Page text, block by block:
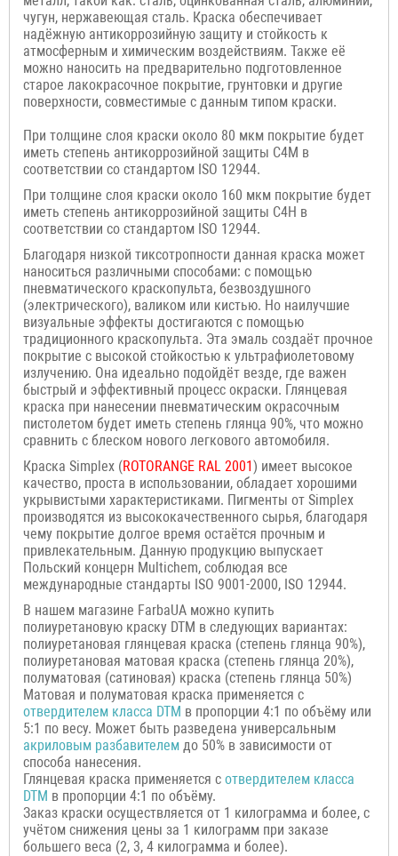
чугун, нержавеющая сталь. Краска обеспечивает
надёжную антикоррозийную защиту и стойкость к
атмосферным и химическим воздействиям. Также её
можно наносить на предварительно подготовленное
старое лакокрасочное покрытие, грунтовки и другие
поверхности, совместимые с данным типом краски.
При толщине слоя краски около 80 мкм покрытие будет
иметь степень антикоррозийной защиты C4M в
соответствии со стандартом ISO 12944.
При толщине слоя краски около 160 мкм покрытие будет
иметь степень антикоррозийной защиты C4H в
соответствии со стандартом ISO 12944.
Благодаря низкой тиксотропности данная краска может
наноситься различными способами: с помощью
пневматического краскопульта, безвоздушного
(электрического), валиком или кистью. Но наилучшие
визуальные эффекты достигаются с помощью
традиционного краскопульта. Эта эмаль создаёт прочное
покрытие с высокой стойкостью к ультрафиолетовому
излучению. Она идеально подойдёт везде, где важен
быстрый и эффективный процесс окраски. Глянцевая
краска при нанесении пневматическим окрасочным
пистолетом будет иметь степень глянца 90%, что можно
сравнить с блеском нового легкового автомобиля.
Краска Simplex (ROTORANGE RAL 2001) имеет высокое
качество, проста в использовании, обладает хорошими
укрывистыми характеристиками. Пигменты от Simplex
производятся из высококачественного сырья, благодаря
чему покрытие долгое время остаётся прочным и
привлекательным. Данную продукцию выпускает
Польский концерн Multichem, соблюдая все
международные стандарты ISO 9001-2000, ISO 12944.
В нашем магазине FarbaUA можно купить
полиуретановую краску DTM в следующих вариантах:
полиуретановая глянцевая краска (степень глянца 90%),
полиуретановая матовая краска (степень глянца 20%),
полуматовая (сатиновая) краска (степень глянца 50%)
Матовая и полуматовая краска применяется с
отвердителем класса DTM в пропорции 4:1 по объёму или
5:1 по весу. Может быть разведена универсальным
акриловым разбавителем до 50% в зависимости от
способа нанесения.
Глянцевая краска применяется с отвердителем класса
DTM в пропорции 4:1 по объёму.
Заказ краски осуществляется от 1 килограмма и более, с
учётом снижения цены за 1 килограмм при заказе
большего веса (2, 3, 4 килограмма и более).